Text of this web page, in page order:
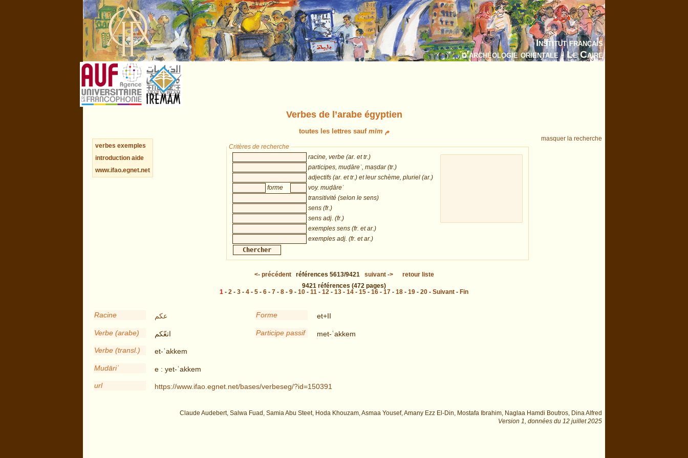
Institut français
d’archéologie orientale - Le Caire
Verbes de l’arabe égyptien
toutes les lettres sauf mīm م
verbes exemples
introduction aide
www.ifao.egnet.net
masquer la recherche
Critères de recherche
racine, verbe (ar. et tr.)
participes, muḍāreʿ, maṣdar (tr.)
adjectifs (ar. et tr.) et leur schème, pluriel (ar.)
forme
voy. muḍāreʿ
transitivité (selon le sens)
sens (fr.)
sens adj. (fr.)
exemples sens (fr. et ar.)
exemples adj. (fr. et ar.)
<- précédent références 5613/9421 suivant->
retour liste
9421 références (472 pages)
1 - 2 - 3 - 4 - 5 - 6 - 7 - 8 - 9 - 10 - 11 - 12 - 13 - 14 - 15 - 16 - 17 - 18 - 19 - 20 - Suivant - Fin
Racine عكم
Verbe (arabe) اتعّكم
Verbe (transl.) et-ʿakkem
Mudāriʾ e : yet-ʿakkem
Forme et+II
Participe passif met-ʿakkem
url https://www.ifao.egnet.net/bases/verbeseg/?id=150391
Claude Audebert, Salwa Fuad, Samia Abu Steet, Hoda Khouzam, Asmaa Yousef, Amany Ezz El-Din, Mostafa Ibrahim, Naglaa Hamdi Boutros, Dina Alfred
Version 1,données du 12 juillet 2025